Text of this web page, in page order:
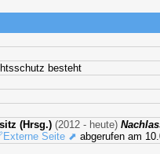
besteht
(Hrsg.) (2012 - heute)
Seite ⬈ abgerufen am